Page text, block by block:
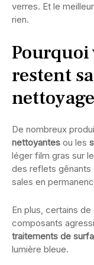
verres. Et le
rien.
Pourquoi
restent
De nombreux
nettoyantes ou les
léger film gras sur
des reflets gênants
sales en
En plus, certains
composants
traitements de
lumière bleue.